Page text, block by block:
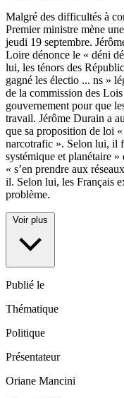
Malgré des difficultés à
Premier ministre mène
jeudi 19 septembre.
Loire dénonce le « déni
lui, les ténors des
gagné les électio ... ns »
de la commission des
gouvernement pour que
travail. Jérôme Durain a
que sa proposition de loi
narcotrafic ». Selon lui, il
systémique et planétaire
« s’en prendre aux
il. Selon lui, les Français
problème.
Voir plus
Publié le
Thématique
Politique
Présentateur
Oriane Mancini